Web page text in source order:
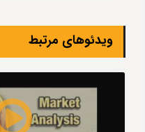
ویدئوهای مرتبط